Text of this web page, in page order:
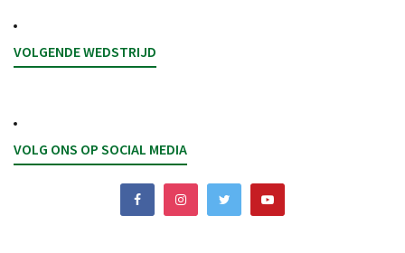
VOLGENDE WEDSTRIJD
VOLG ONS OP SOCIAL MEDIA